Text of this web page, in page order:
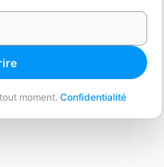
moment. Confidentialité